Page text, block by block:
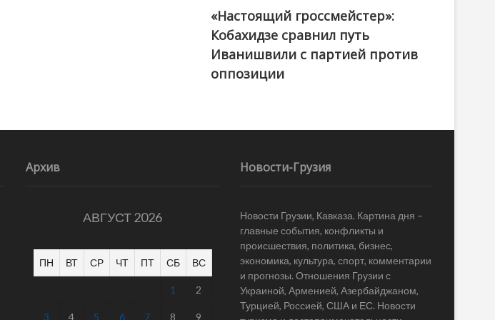
@ქართული ოცნება / Georgian Dream
«Настоящий гроссмейстер»:
Кобахидзе сравнил путь
Иванишвили с партией против
оппозиции
Архив
АВГУСТ 2026
ПН ВТ СР ЧТ ПТ СБ ВС
1 2
3 4 5 6 7 8 9
Новости-Грузия
Новости Грузии, Кавказа. Картина дня –
главные события, конфликты и
происшествия, политика, бизнес,
экономика, культура, спорт, комментарии
и прогнозы. Отношения Грузии с
Украиной, Арменией, Азербайджаном,
Турцией, Россией, США и ЕС. Новости